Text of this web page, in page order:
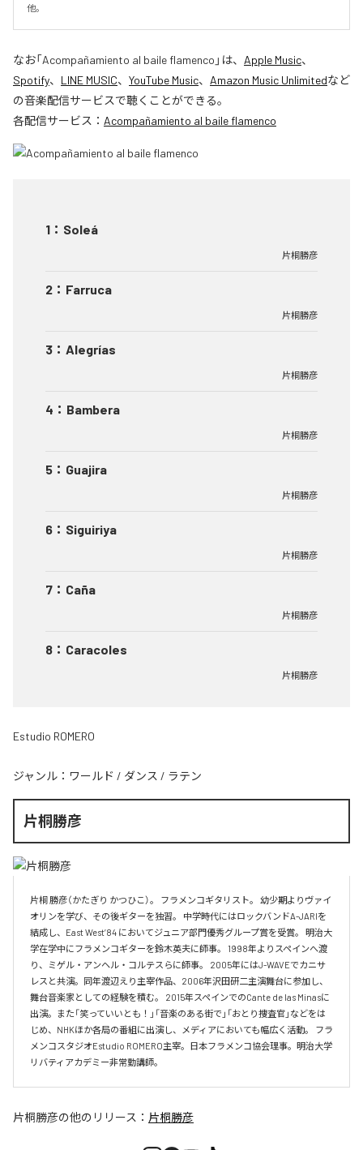
他。
なお「Acompañamiento al baile flamenco 」は、 Apple Music、
Spotify、 LINE MUSIC、 YouTube Music、 Amazon Music Unlimitedなど
の音楽配信サービスで聴くことができる。
各配信サービス： Acompañamiento al baile flamenco
1 ： Soleá
片桐勝彦
2 ： Farruca
片桐勝彦
3 ： Alegrías
片桐勝彦
4 ： Bambera
片桐勝彦
5 ： Guajira
片桐勝彦
6 ： Siguiriya
片桐勝彦
7 ： Caña
片桐勝彦
8 ： Caracoles
片桐勝彦
Estudio ROMERO
ジャンル： ワールド / ダンス / ラテン
片桐勝彦
片桐 勝彦（かたぎり かつひこ）。 フラメンコギタリスト。 幼少期よりヴァイ
オリンを学び、その後ギターを独習。 中学時代にはロックバンドA-JARIを
結成し、East West’84 においてジュニア部門優秀グループ賞を受賞。 明治大
学在学中にフラメンコギターを鈴木英夫に師事。 1998年よりスペインへ渡
り、ミゲル・アンヘル・コルテスらに師事。 2005年にはJ-WAVEでカニサ
レスと共演。同年渡辺えり主宰作品、2006年沢田研二主演舞台に参加し、
舞台音楽家としての経験を積む。 2015年スペインでのCante de las Minasに
出演。また「笑っていいとも！」「音楽のある街で」「おとり捜査官」などをは
じめ、NHKほか各局の番組に出演し、メディアにおいても幅広く活動。 フラ
メンコスタジオEstudio ROMERO主宰。日本フラメンコ協会理事。明治大学
リバティアカデミー非常勤講師。
片桐勝彦の他のリリース： 片桐勝彦